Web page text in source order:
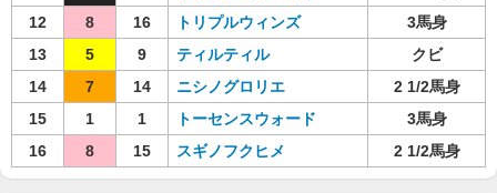
12
8 16 トリプルウィンズ
3馬身
13
5 9 ティルティル
クビ
14
7 14 ニシノグロリエ
2 1/2馬身
15
1 1 トーセンスウォード
3馬身
16
8 15 スギノフクヒメ 2 1/2馬身